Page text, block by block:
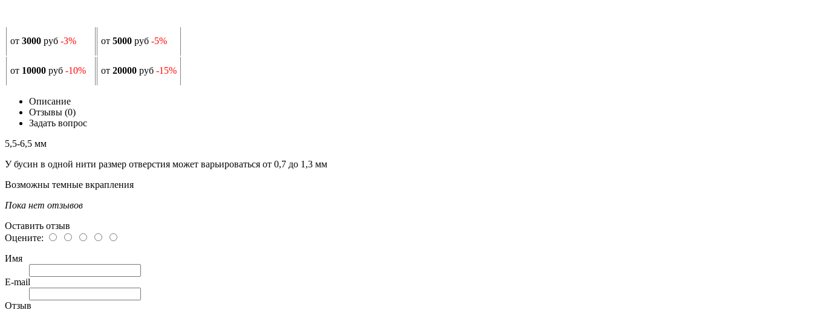
от 3000 руб -3% от 5000 руб -5%
от 10000 руб -10% от 20000 руб -15%
Описание
Отзывы (0)
Задать вопрос
5,5-6,5 мм
У бусин в одной нити размер отверстия может варьироваться от 0,7 до 1,3 мм
Возможны темные вкрапления
Пока нет отзывов
Оставить отзыв
Оцените:
Имя
E-mail
Отзыв